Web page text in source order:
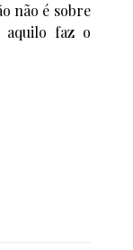
não é sobre
aquilo faz o